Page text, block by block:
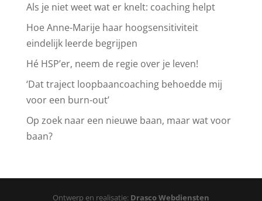
Als je niet weet wat er knelt: coaching helpt
Hoe Anne-Marije haar hoogsensitiviteit
eindelijk leerde begrijpen
Hé HSP’er, neem de regie over je leven!
‘Dat traject loopbaancoaching behoedde mij
voor een burn-out’
Op zoek naar een nieuwe baan, maar wat voor
baan?
Ontwerp en realisatie: Drasco Webdiensten